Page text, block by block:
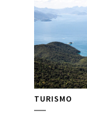
TURISMO